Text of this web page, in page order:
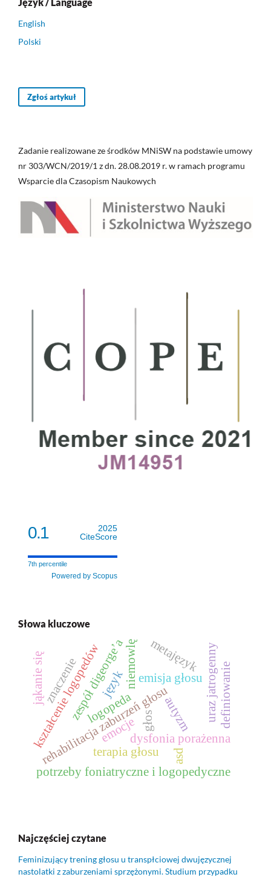
English
Polski
Zgłoś artykuł
Zadanie realizowane ze środków MNiSW na podstawie umowy
nr 303/WCN/2019/1 z dn. 28.08.2019 r. w ramach programu
Wsparcie dla Czasopism Naukowych
0.1
2025
CiteScore
7th percentile
Powered by Scopus
Słowa kluczowe
emisja głosu
rehabilitacja zaburzeń głosu
kształcenie logopedów dysfonia porażenna
uraz jatrogenny
terapia głosu
potrzeby foniatryczne i logopedyczne
autyzm
logopeda
zespół digeorge’aniemowlę
głos
metajęzyk
znaczenie definiowanie
asd
emocje
jąkanie się język
Najczęściej czytane
Feminizujący trening głosu u transpłciowej dwujęzycznej
nastolatki z zaburzeniami sprzężonymi. Studium przypadku